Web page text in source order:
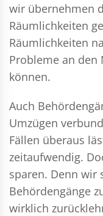
wir übernehmen
Räumlichkeiten
Räumlichkeiten
Probleme an den
können.
Auch
Umzügen
Fällen überaus
zeitaufwendig.
sparen. Denn wir
Behördengänge
wirklich